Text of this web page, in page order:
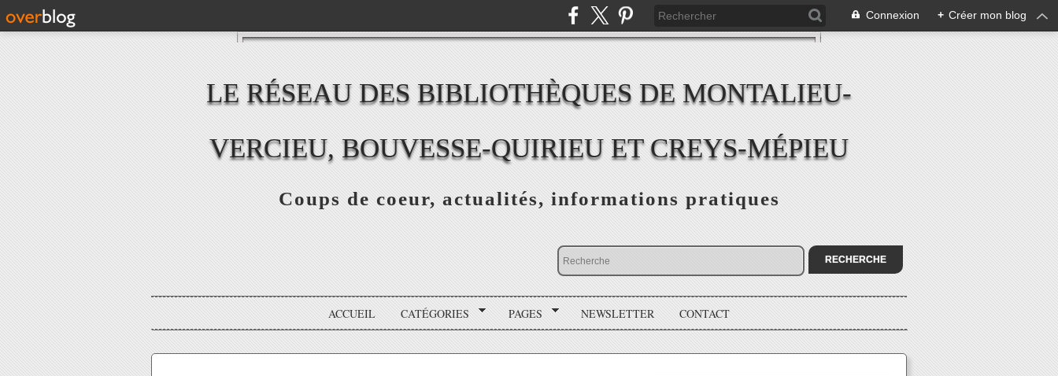
Connexion + Créer mon blog
LE RÉSEAU DES BIBLIOTHÈQUES DE MONTALIEU-
VERCIEU, BOUVESSE-QUIRIEU ET CREYS-MÉPIEU
Coups de coeur, actualités, informations pratiques
ACCUEIL CATÉGORIES PAGES NEWSLETTER CONTACT